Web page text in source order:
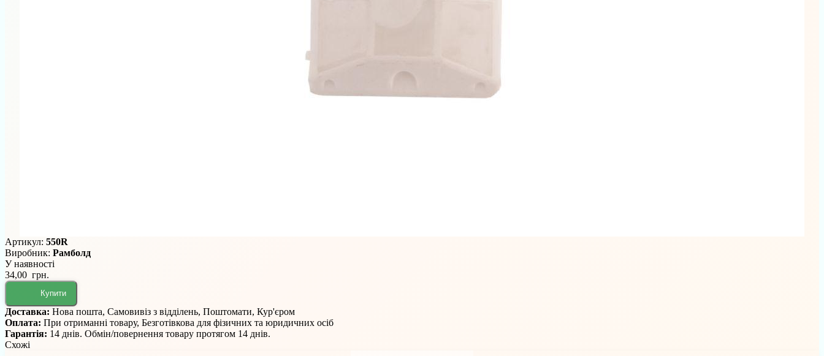
Артикул: 550R
Виробник: Рамболд
У наявності
34,00 грн.
Купити
Доставка: Нова пошта, Самовивіз з відділень, Поштомати, Кур'єром
Оплата: При отриманні товару, Безготівкова для фізичних та юридичних осіб
Гарантія: 14 днів. Обмін/повернення товару протягом 14 днів.
Схожі